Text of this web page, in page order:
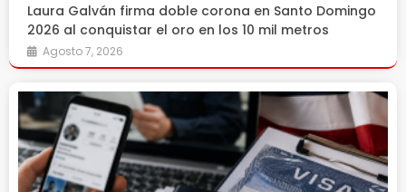
Laura Galván firma doble corona en Santo Domingo
2026 al conquistar el oro en los 10 mil metros
Agosto 7, 2026